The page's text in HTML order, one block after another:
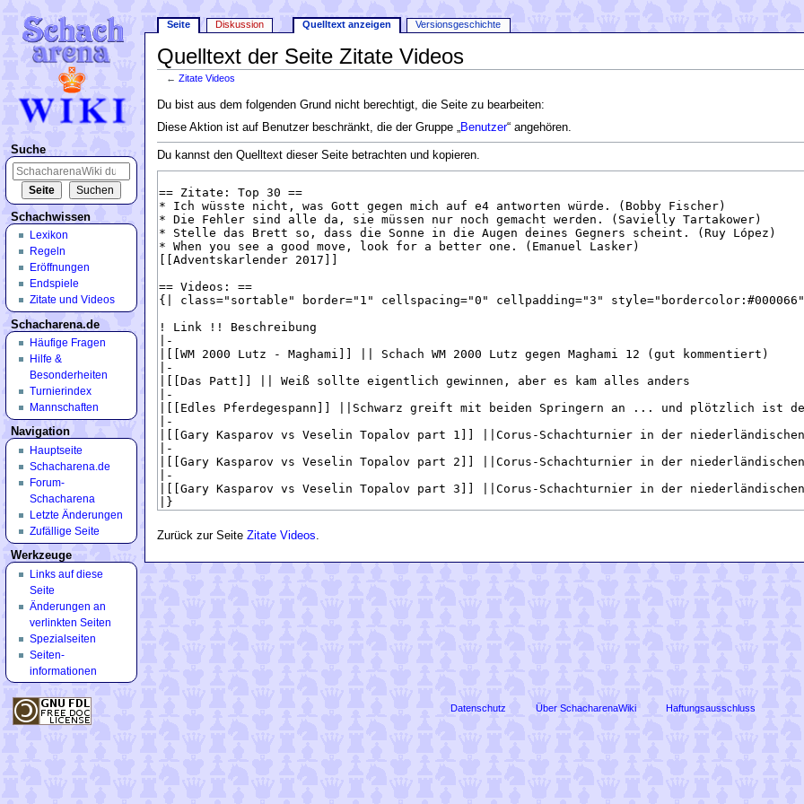
Quelltext der Seite Zitate Videos
←Zitate Videos
Du bist aus dem folgenden Grund nicht berechtigt, die Seite zu bearbeiten:
Diese Aktion ist auf Benutzer beschränkt, die der Gruppe „Benutzer“ angehören.
Du kannst den Quelltext dieser Seite betrachten und kopieren.
Zurück zur Seite Zitate Videos.
Seite Diskussion Quelltext anzeigen Versionsgeschichte
Suche
Schachwissen
Lexikon
Regeln
Eröffnungen
Endspiele
Zitate und Videos
Schacharena.de
Häufige Fragen
Hilfe &
Besonderheiten
Turnierindex
Mannschaften
Navigation
Hauptseite
Schacharena.de
Forum-
Schacharena
Letzte Änderungen
Zufällige Seite
Werkzeuge
Links auf diese
Seite
Änderungen an
verlinkten Seiten
Spezialseiten
Seiten­
informationen
Datenschutz Über SchacharenaWiki Haftungsausschluss